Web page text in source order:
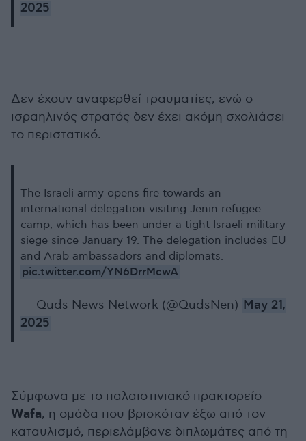
2025
Δεν έχουν αναφερθεί τραυματίες, ενώ ο
ισραηλινός στρατός δεν έχει ακόμη σχολιάσει
το περιστατικό.
The Israeli army opens fire towards an
international delegation visiting Jenin refugee
camp, which has been under a tight Israeli military
siege since January 19. The delegation includes EU
and Arab ambassadors and diplomats.
pic.twitter.com/YN6DrrMcwA
— Quds News Network (@QudsNen) May 21,
2025
Σύμφωνα με το παλαιστινιακό πρακτορείο
Wafa, η ομάδα που βρισκόταν έξω από τον
καταυλισμό, περιελάμβανε διπλωμάτες από τη